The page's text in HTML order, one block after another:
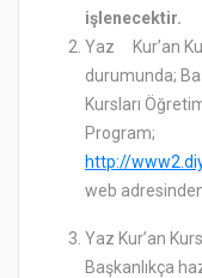
işlenecektir.
Yaz Kur’an
durumunda;
Kursları
Program;
http://
web
Yaz Kur’an
Başkanlıkça